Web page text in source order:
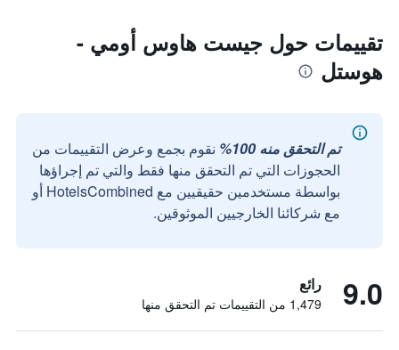
تقييمات حول جيست هاوس أومي -
هوستل
تم التحقق منه 100%
نقوم بجمع وعرض التقييمات من
الحجوزات التي تم التحقق منها فقط والتي تم إجراؤها
بواسطة مستخدمين حقيقيين مع HotelsCombined أو
مع شركائنا الخارجيين الموثوقين.
9.0 رائع
1,479 من التقييمات تم التحقق منها